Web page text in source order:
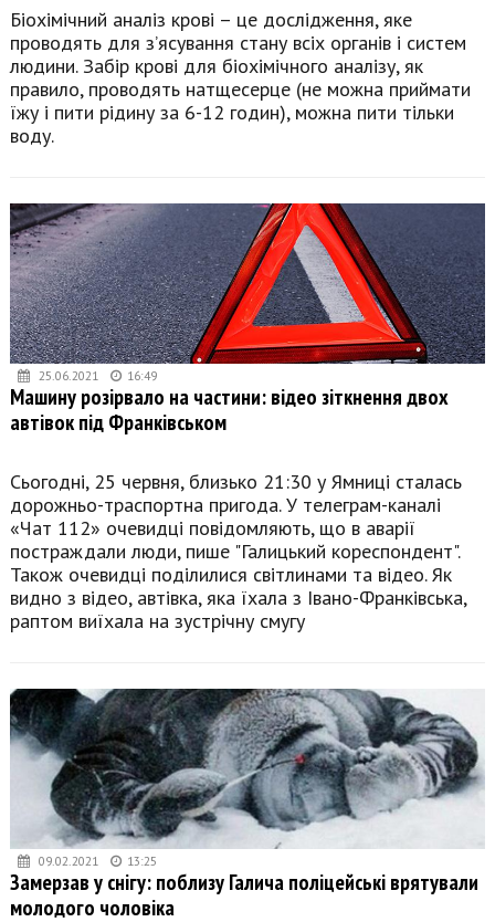
Біохімічний аналіз крові – це дослідження, яке
проводять для з’ясування стану всіх органів і систем
людини. Забір крові для біохімічного аналізу, як
правило, проводять натщесерце (не можна приймати
їжу і пити рідину за 6-12 годин), можна пити тільки
воду.
25.06.2021 16:49
Машину розірвало на частини: відео зіткнення двох
автівок під Франківськом
Сьогодні, 25 червня, близько 21:30 у Ямниці сталась
дорожньо-траспортна пригода. У телеграм-каналі
«Чат 112» очевидці повідомляють, що в аварії
постраждали люди, пише "Галицький кореспондент".
Також очевидці поділилися світлинами та відео. Як
видно з відео, автівка, яка їхала з Івано-Франківська,
раптом виїхала на зустрічну смугу
09.02.2021 13:25
Замерзав у снігу: поблизу Галича поліцейські врятували
молодого чоловіка